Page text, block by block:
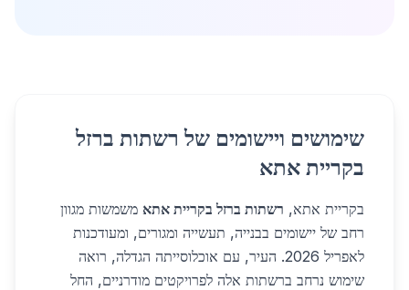
שימושים ויישומים של רשתות ברזל
בקריית אתא
בקריית אתא, רשתות ברזל בקריית אתא משמשות מגוון
רחב של יישומים בבנייה, תעשייה ומגורים, ומעודכנות
לאפריל 2026. העיר, עם אוכלוסייתה הגדלה, רואה
שימוש נרחב ברשתות אלה לפרויקטים מודרניים, החל